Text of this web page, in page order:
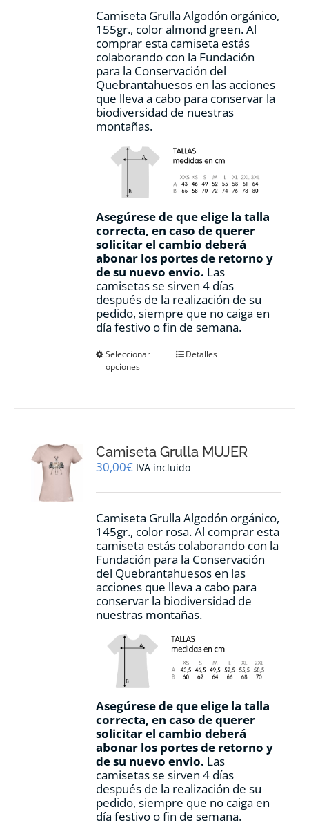
página
de
producto
Camiseta Grulla Algodón orgánico,
155gr., coloralmond green.Al
comprar esta camiseta estás
colaborando con la Fundación
para la Conservación del
Quebrantahuesos en las acciones
que lleva a cabo para conservar la
biodiversidad de nuestras
montañas.
Asegúrese de que elige la talla
correcta, en caso de querer
solicitar el cambio deberá
abonar los portes de retorno y
de su nuevo envio. Las
camisetas se sirven 4 días
después de la realización de su
pedido, siempre que no caiga en
día festivo o fin de semana.
Seleccionar
opciones
Este
se
pueden
en
página
de
producto
Detalles
Camiseta Grulla MUJER
30,00€ IVA incluido
Camiseta Grulla Algodón orgánico,
145gr., color rosa. Al comprar esta
camiseta estás colaborando con la
Fundación para la Conservación
del Quebrantahuesos en las
acciones que lleva a cabo para
conservar la biodiversidad de
nuestras montañas.
Asegúrese de que elige la talla
correcta, en caso de querer
solicitar el cambio deberá
abonar los portes de retorno y
de su nuevo envio. Las
camisetas se sirven 4 días
después de la realización de su
pedido, siempre que no caiga en
día festivo o fin de semana.